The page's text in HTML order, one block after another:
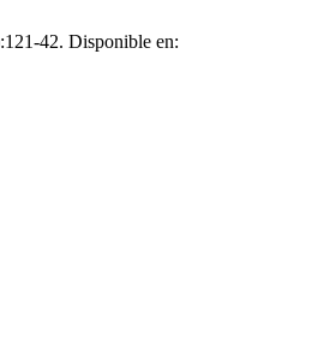
42. Disponible en: